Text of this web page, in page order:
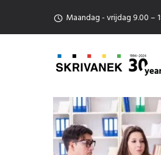
Maandag - vrijdag 9.00 –